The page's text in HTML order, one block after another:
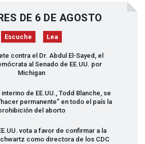
DE 6 DE AGOSTO
Escuche Lea
contra el Dr. Abdul El-Sayed, el
al Senado de EE.UU. por
Michigan
de EE.UU., Todd Blanche, se
permanente” en todo el país la
del aborto
vota a favor de confirmar a la
como directora de los CDC